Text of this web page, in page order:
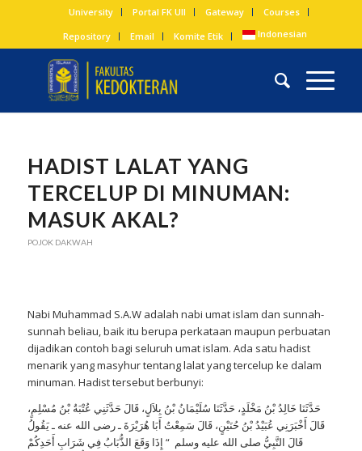
University Portal FK UII Gateway
Courses
Repository
Email Komite Etik Indonesian
HADIST LALAT YANG
TERCELUP DI MINUMAN:
MASUK AKAL?
POJOK DAKWAH
Nabi Muhammad S.A.W adalah nabi umat islam dan sunnah-
sunnah beliau, baik itu berupa perkataan maupun perbuatan
dijadikan contoh bagi seluruh umat islam. Ada satu hadist
menarik yang masyhur tentang lalat yang tercelup ke dalam
minuman. Hadist tersebut berbunyi:
حَدَّثَنَا خَالِدُ بْنُ مَخْلَدٍ، حَدَّثَنَا سُلَيْمَانُ بْنُ بِلاَلٍ، قَالَ حَدَّثَنِي عُتْبَةُ بْنُ مُسْلِمٍ،
قَالَ أَخْبَرَنِي عُبَيْدُ بْنُ حُنَيْنٍ، قَالَ سَمِعْتُ أَبَا هُرَيْرَةَ ـ رضى الله عنه ـ يَقُولُ
قَالَ النَّبِيُّ صلى الله عليه وسلم ‏ “‏ إِذَا وَقَعَ الذُّبَابُ فِي شَرَابِ أَحَدِكُمْ